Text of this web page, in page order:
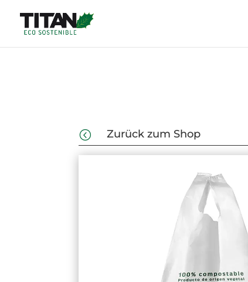
< Zurück zum Shop